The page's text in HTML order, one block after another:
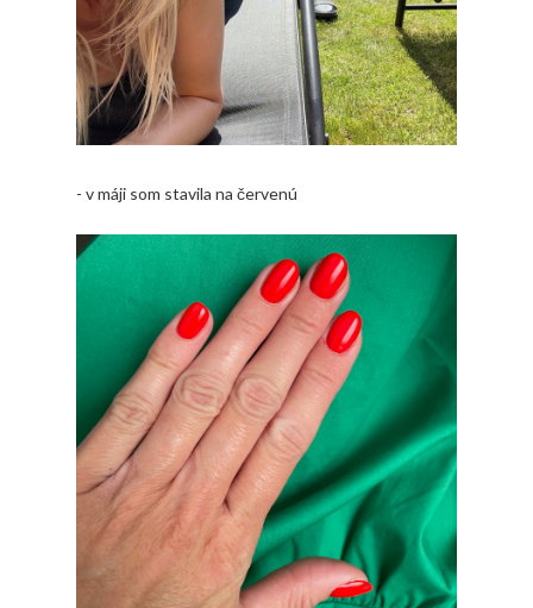
- v máji som stavila na červenú